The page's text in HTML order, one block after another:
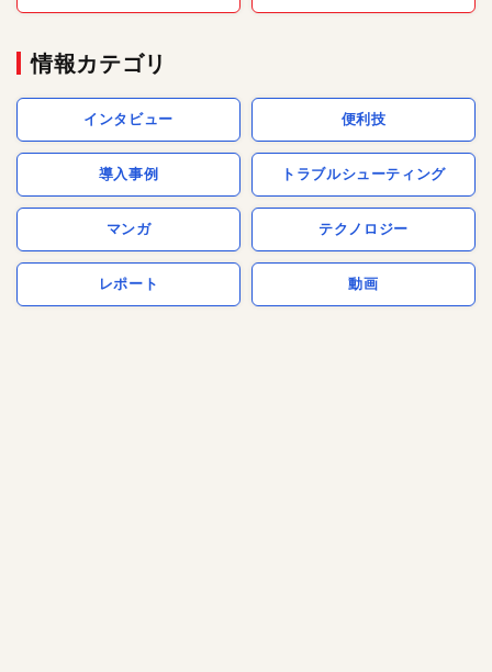
情報カテゴリ
インタビュー 便利技
導入事例 トラブルシューティング
マンガ テクノロジー
レポート 動画